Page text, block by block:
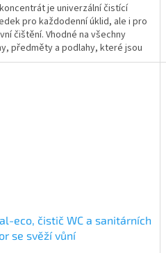
je univerzální čistící
pro každodenní úklid, ale i pro
čištění. Vhodné na všechny
předměty a podlahy, které jsou
vodě,...
eco, čistič WC a sanitárních
se svěží vůní